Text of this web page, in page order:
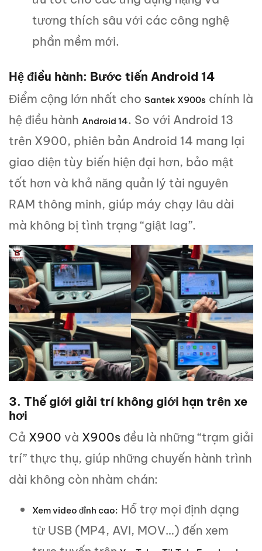
tương thích sâu với các công nghệ
phần mềm mới.
Hệ điều hành: Bước tiến Android 14
Điểm cộng lớn nhất cho Santek X900s chính là
hệ điều hành Android 14. So với Android 13
trên X900, phiên bản Android 14 mang lại
giao diện tùy biến hiện đại hơn, bảo mật
tốt hơn và khả năng quản lý tài nguyên
RAM thông minh, giúp máy chạy lâu dài
mà không bị tình trạng “giật lag”.
3. Thế giới giải trí không giới hạn trên xe
hơi
Cả X900 và X900s đều là những “trạm giải
trí” thực thụ, giúp những chuyến hành trình
dài không còn nhàm chán:
Xem video đỉnh cao: Hỗ trợ mọi định dạng
từ USB (MP4, AVI, MOV…) đến xem